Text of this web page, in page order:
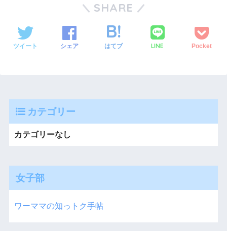
SHARE
ツイート シェア はてブ LINE Pocket
カテゴリー
カテゴリーなし
女子部
ワーママの知っトク手帖